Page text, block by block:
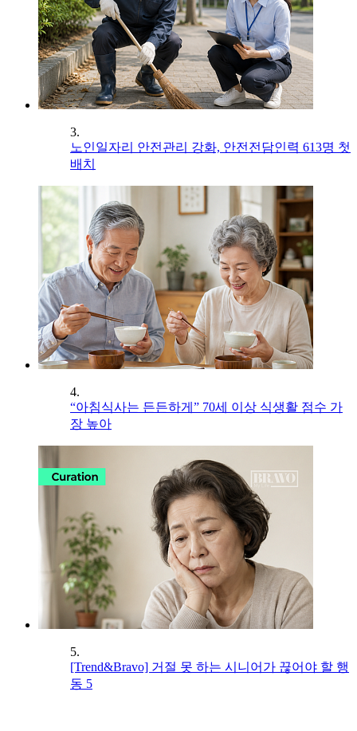
3.
노인일자리 안전관리 강화, 안전전담인력 613명 첫
배치
4.
“아침식사는 든든하게” 70세 이상 식생활 점수 가
장 높아
5.
[Trend&Bravo] 거절 못 하는 시니어가 끊어야 할 행
동 5